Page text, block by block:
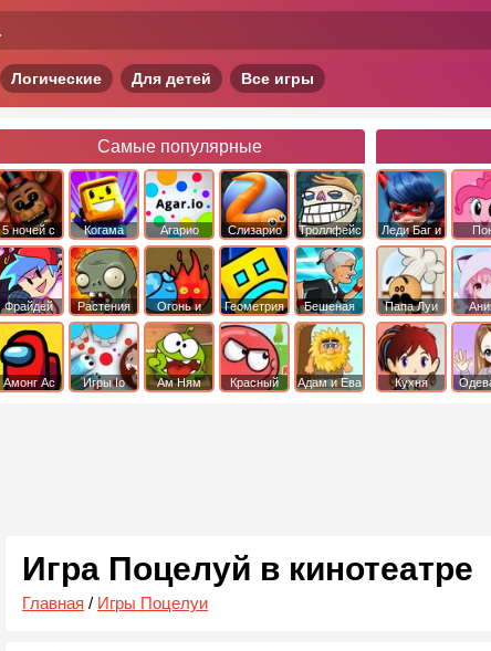
Логические Для детей Все игры
Самые популярные
5 ночей с
фредди
Когама Агарио Слизарио
Троллфейс
квест
Фрайдей
Найт
Фанкин
Растения
против
Зомби
Огонь и
Вода
Геометрия
Даш
Бешеная
бабка
сбежала из
психушки
Амонг Ас Игры Io Ам Ням
Красный
Адам и Ева
Леди Баг и
Супер Кот
Папа Луи
Кухня
Игра Поцелуй в кинотеатре
Главная / Игры Поцелуи